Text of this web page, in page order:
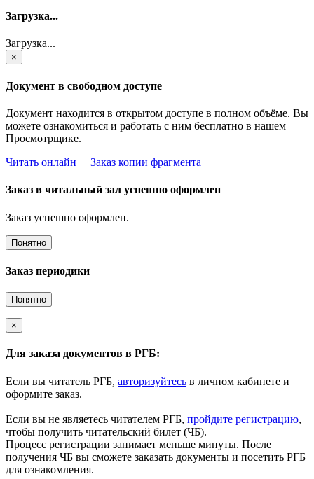
Загрузка...
Загрузка...
×
Документ в свободном доступе
Документ находится в открытом доступе в полном объёме. Вы
можете ознакомиться и работать с ним бесплатно в нашем
Просмотрщике.
Читать онлайн
Заказ копии фрагмента
Заказ в читальный зал успешно оформлен
Заказ успешно оформлен.
Понятно
Заказ периодики
Понятно
×
Для заказа документов в РГБ:
Если вы читатель РГБ, авторизуйтесь в личном кабинете и
оформите заказ.
Если вы не являетесь читателем РГБ, пройдите регистрацию,
чтобы получить читательский билет (ЧБ).
Процесс регистрации занимает меньше минуты. После
получения ЧБ вы сможете заказать документы и посетить РГБ
для ознакомления.